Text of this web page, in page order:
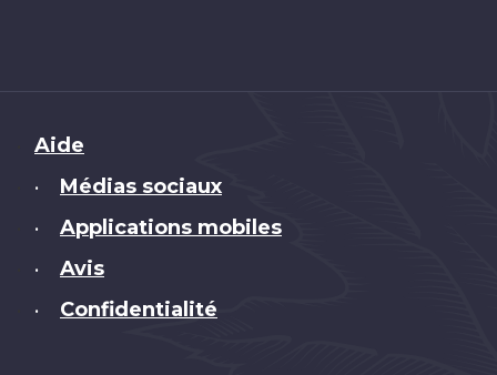
Brand
Aide
• Médias sociaux
• Applications mobiles
• Avis
• Confidentialité